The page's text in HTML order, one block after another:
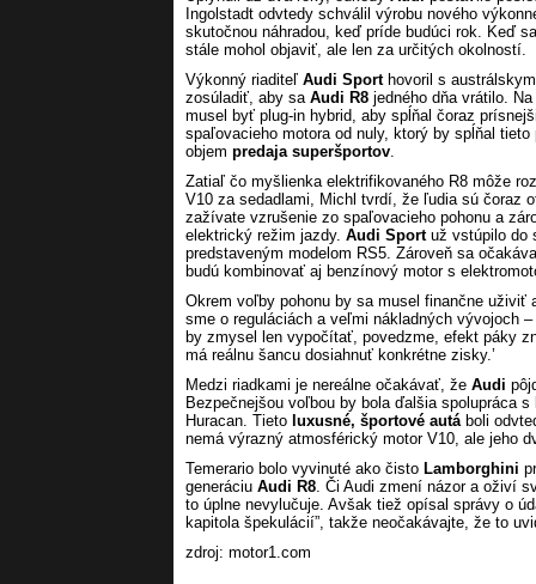
Ingolstadt odvtedy schválil výrobu nového
skutočnou náhradou, keď príde budúci rok. Keď
stále mohol objaviť, ale len za určitých okolností.
Výkonný riaditeľ Audi Sporthovoril s
zosúladiť, aby sa Audi R8 jedného dňa vrátilo.
musel byť plug-in hybrid, aby spĺňal čoraz
spaľovacieho motora od nuly, ktorý by spĺňal
objem predaja superšportov.
Zatiaľ čo myšlienka elektrifikovaného R8 môže
V10 za sedadlami, Michl tvrdí, že ľudia sú čoraz
zažívate vzrušenie zo spaľovacieho pohonu a
elektrický režim jazdy. Audi Sportuž vstúpilo do
predstaveným modelom RS5. Zároveň sa
budú kombinovať aj benzínový motor s
Okrem voľby pohonu by sa musel finančne uživiť
sme o reguláciách a veľmi nákladných vývojoch
by zmysel len vypočítať, povedzme, efekt páky
má reálnu šancu dosiahnuť konkrétne zisky.’
Medzi riadkami je nereálne očakávať, že Audi
Bezpečnejšou voľbou by bola ďalšia spolupráca s
Huracan. Tieto luxusné, športové autáboli
nemá výrazný atmosférický motor V10, ale jeho
Temerario bolo vyvinuté ako čisto Lamborghini
generáciu Audi R8. Či Audi zmení názor a oživí
to úplne nevylučuje. Avšak tiež opísal správy o
kapitola špekulácií”, takže neočakávajte, že to
zdroj: motor1.com